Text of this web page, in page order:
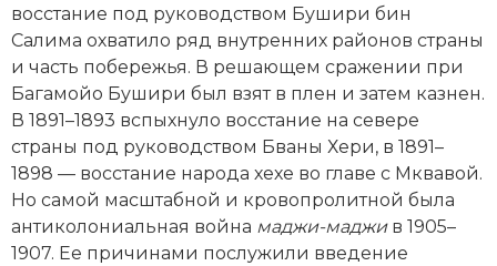
восстание под руководством Бушири бин
Салима охватило ряд внутренних районов страны
и часть побережья. В решающем сражении при
Багамойо Бушири был взят в плен и затем казнен.
В 1891–1893 вспыхнуло восстание на севере
страны под руководством Бваны Хери, в 1891–
1898 — восстание народа хехе во главе с Мквавой.
Но самой масштабной и кровопролитной была
антиколониальная вой­на маджи-маджив 1905–
1907. Ее причинами послужили введение